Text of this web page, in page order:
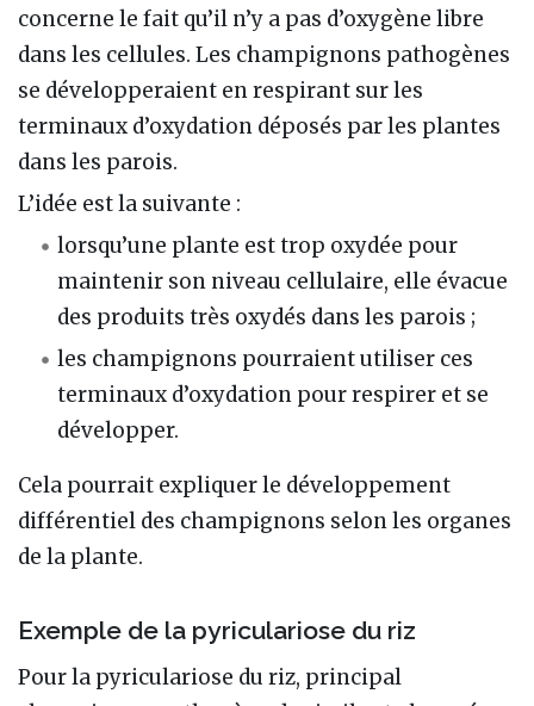
concerne le fait qu’il n’y a pas d’oxygène libre
dans les cellules. Les champignons pathogènes
se développeraient en respirant sur les
terminaux d’oxydation déposés par les plantes
dans les parois.
L’idée est la suivante :
lorsqu’une plante est trop oxydée pour
maintenir son niveau cellulaire, elle évacue
des produits très oxydés dans les parois ;
les champignons pourraient utiliser ces
terminaux d’oxydation pour respirer et se
développer.
Cela pourrait expliquer le développement
différentiel des champignons selon les organes
de la plante.
Exemple de la pyriculariose du riz
Pour la pyriculariose du riz, principal